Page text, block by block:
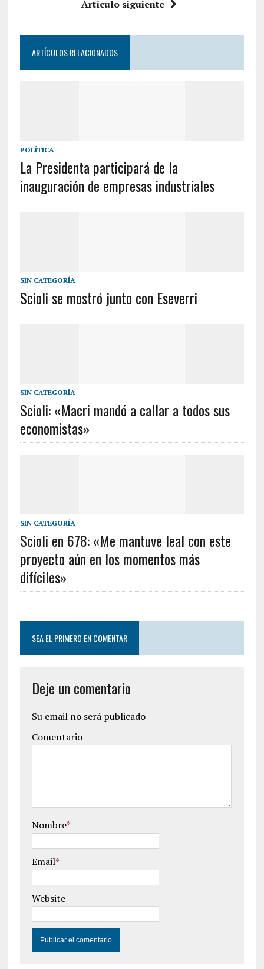
Artículo siguiente
ARTÍCULOS RELACIONADOS
POLÍTICA
La Presidenta participará de la
inauguración de empresas industriales
SIN CATEGORÍA
Scioli se mostró junto con Eseverri
SIN CATEGORÍA
Scioli: «Macri mandó a callar a todos sus
economistas»
SIN CATEGORÍA
Scioli en 678: «Me mantuve leal con este
proyecto aún en los momentos más
difíciles»
SEA EL PRIMERO EN COMENTAR
Deje un comentario
Su email no será publicado
Comentario
Nombre*
Email*
Website